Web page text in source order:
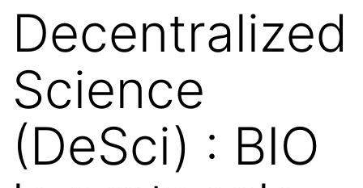
Decentralized
Science
(DeSci) : BIO